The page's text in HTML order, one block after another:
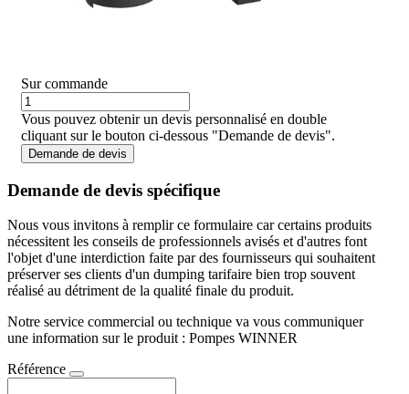
Sur commande
Vous pouvez obtenir un devis personnalisé en double
cliquant sur le bouton ci-dessous "Demande de devis".
Demande de devis
Demande de devis spécifique
Nous vous invitons à remplir ce formulaire car certains produits
nécessitent les conseils de professionnels avisés et d'autres font
l'objet d'une interdiction faite par des fournisseurs qui souhaitent
préserver ses clients d'un dumping tarifaire bien trop souvent
réalisé au détriment de la qualité finale du produit.
Notre service commercial ou technique va vous communiquer
une information sur le produit : Pompes WINNER
Référence